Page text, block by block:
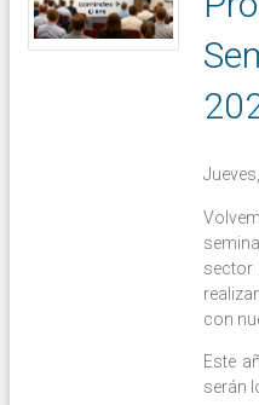
sector
con
Este
serán